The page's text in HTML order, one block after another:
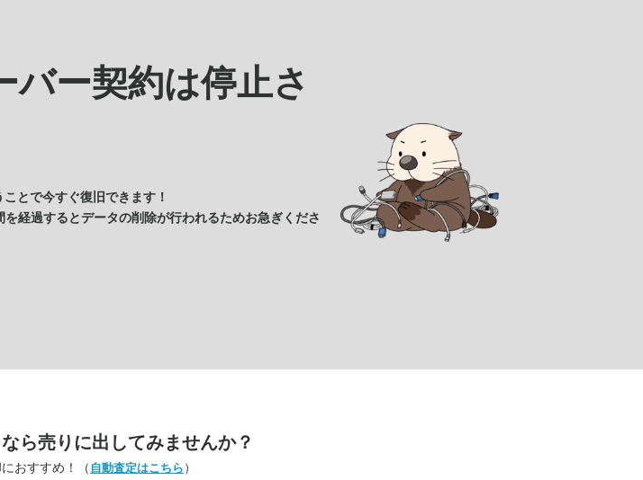
バー契約は停止さ
ことで今すぐ復旧できます！
経過するとデータの削除が行われるためお急ぎくださ
ら売りに出してみませんか？
おすすめ！（ 自動査定はこちら ）